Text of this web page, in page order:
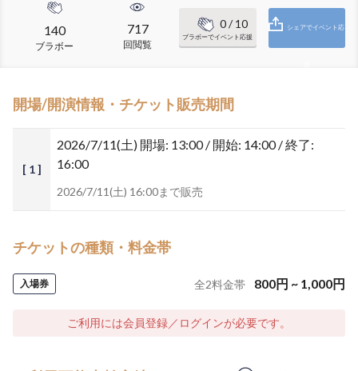
140
ブラボー
717
回閲覧
0/ 10
ブラボーでイベント応援
シェアでイベント応
開場/開演情報・チケット販売期間
[ 1 ]
2026/7/11(土) 開場: 13:00 / 開始: 14:00 / 終了:
16:00
2026/7/11(土) 16:00まで販売
チケットの種類・料金帯
入場券 全2料金帯 800円 ~ 1,000円
ご利用には会員登録／ログインが必要です。